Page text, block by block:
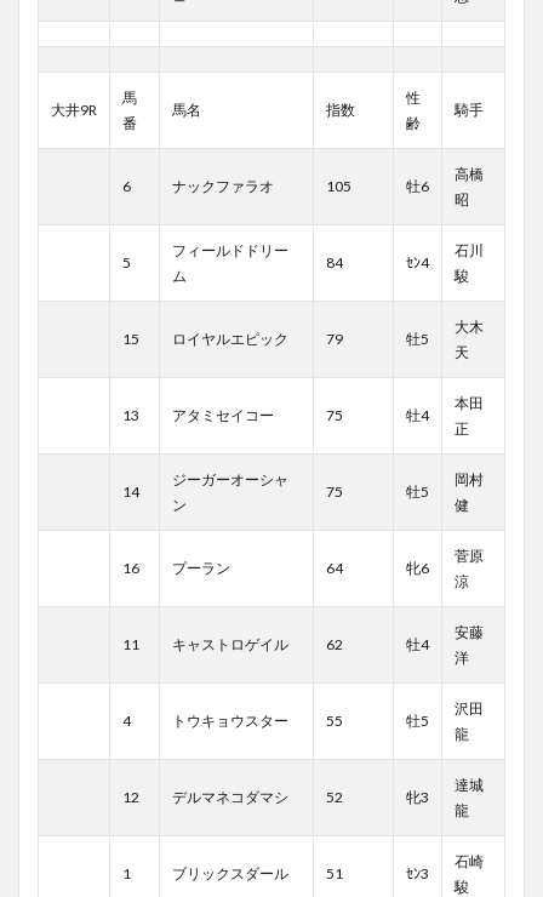
大井9R
馬
番
馬名 指数
性
齢
騎手
6 ナックファラオ 105 牡6
高橋
昭
5
フィールドドリー
ム
84 ｾﾝ4
石川
駿
15 ロイヤルエピック 79 牡5
大木
天
13 アタミセイコー 75 牡4
本田
正
14
ジーガーオーシャ
ン
75 牡5
岡村
健
16 プーラン 64 牝6
菅原
涼
11 キャストロゲイル 62 牡4
安藤
洋
4 トウキョウスター 55 牡5
沢田
龍
12 デルマネコダマシ 52 牝3
達城
龍
1 ブリックスダール 51 ｾﾝ3
石崎
駿